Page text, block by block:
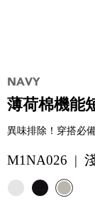
薄荷棉機能
異味排除！穿搭必
M1NA026 |